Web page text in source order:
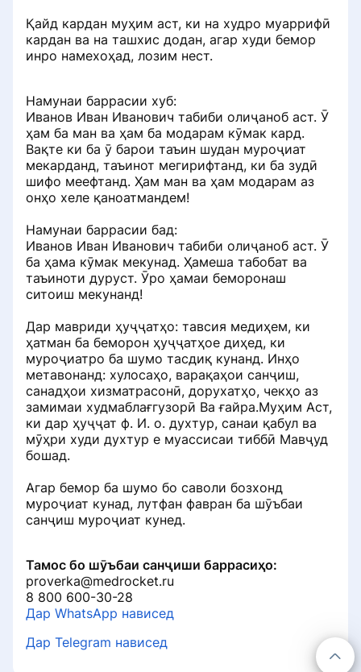
Бозхонд рад карда шуд. Баъд чӣ
мешавад
Почему пациенту важно
загружать документы при
оставлении отзыва
Сбор отзыва через звонок
Чӣ тавр духтур мукофотпулиро
Аксҳо пеш ва баъд
Баррасии таҳлили саҳифаи
духтур
Забонҳои муошират
Раздел «Если меня не станет»
Как добавить или изменить
специальность
Раздел «Советы по продвижению»
Удаление профиля специалиста с
портала ПроДокторов
изображений и видео на странице
врача
переезде в другую страну СНГ
Рейтинги духтур ва рейтинг
Формулаи рейтинг
Рейтинги духтур чӣ гуна ташаккул
меебад
Системаи холҳои дараҷаи
табибон
Чӣ гуна духтур дар портал пеш
меравад ProDoctorov ройгон
Версияҳои нармафзор
Доска памяти врачей
Как удалить отзыв со страницы на
ПроДокторов
Продвижение и платные услуги
Ба клиникаҳо
Бақайдгирӣ ва имкониятҳои
кабинети шахсии клиника
клиника дар портал
Илова кардани клиника ба
каталоги портал ProDoctorov
Саҳифаҳои шабакаи клиникаҳоро
идора кунед
Multilogin: танзими ҳуқуқи корбар
Танзими ҷадвали кории клиника
Навсозии нарх
Чӣ тавр ба клиника духтур илова
кардан мумкин аст
Чӣ тавр мо фикру мулоҳизаҳоро
тафтиш мекунем
Модератсияи фикру мулоҳизаҳо
чӣ гуна аст
чӣ гуна ба бемор ҳангоми бозхонд
кӯмак кардан мумкин аст
клиника баррасии манфӣ пайдо
шавад
Чӣ гуна клиника ба фикру
медиҳад
Рейтинг ва рейтинг
Формулаи рейтинги клиника
Рейтинг чӣ гуна ташаккул меебад
Системаи рейтинги нуқтаҳои
клиникӣ
Нуқтаҳои рейтинг барои сабти
онлайн
Таблиғ ва хидматҳои пулакӣ
Ҷойгиркунии махсус дар портал
Сабти онлайн ба духтур
мешавад
Рекламаи баннерӣ дар
ProDoctorov
Виҷети портал ProDoctorov дар
Машварати Онлайн
Дохил кардани вуруд ба
машварати онлайн
FAQ
Қайд кардан муҳим аст, ки на худро муаррифӣ
кардан ва на ташхис додан, агар худи бемор
инро намехоҳад, лозим нест.
Намунаи баррасии хуб:
Иванов Иван Иванович табиби олиҷаноб аст. Ӯ
ҳам ба ман ва ҳам ба модарам кӯмак кард.
Вақте ки ба ӯ барои таъин шудан муроҷиат
мекарданд, таъинот мегирифтанд, ки ба зудӣ
шифо меефтанд. Ҳам ман ва ҳам модарам аз
онҳо хеле қаноатмандем!
Намунаи баррасии бад:
Иванов Иван Иванович табиби олиҷаноб аст. Ӯ
ба ҳама кӯмак мекунад. Ҳамеша табобат ва
таъиноти дуруст. Ӯро ҳамаи беморонаш
ситоиш мекунанд!
Дар мавриди ҳуҷҷатҳо: тавсия медиҳем, ки
ҳатман ба беморон ҳуҷҷатҳое диҳед, ки
муроҷиатро ба шумо тасдиқ кунанд. Инҳо
метавонанд: хулосаҳо, варақаҳои санҷиш,
санадҳои хизматрасонӣ, дорухатҳо, чекҳо аз
замимаи худмаблағгузорӣ Ва ғайра.Муҳим Аст,
ки дар ҳуҷҷат ф. И. о. духтур, санаи қабул ва
мӯҳри худи духтур е муассисаи тиббӣ Мавҷуд
бошад.
Агар бемор ба шумо бо саволи бозхонд
муроҷиат кунад, лутфан фавран ба шӯъбаи
санҷиш муроҷиат кунед.
Тамос бо шӯъбаи санҷиши баррасиҳо:
proverka@medrocket.ru
8 800 600-30-28
Дар WhatsApp нависед
Дар Telegram нависед